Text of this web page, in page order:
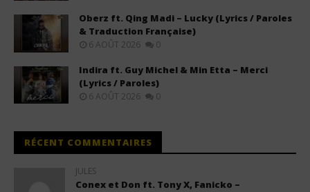
Oberz ft. Qing Madi – Lucky (Lyrics / Paroles
& Traduction Française)
6 AOÛT 2026 0
Indira ft. Guy Michel & Min Etta – Merci
(Lyrics / Paroles)
6 AOÛT 2026 0
RÉCENT COMMENTAIRES
JULES
Conex et Don ft. Tony X, Fanicko –